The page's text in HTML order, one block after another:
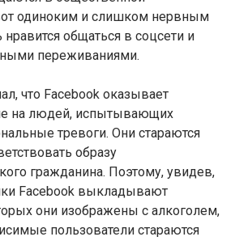
одиноким и слишком нервным
общаться в соцсети и
переживаниями.
что Facebook оказывает
на людей, испытывающих
тревоги. Они стараются
образу
гражданина. Поэтому, увидев,
Facebook выкладывают
они изображены с алкоголем,
пользователи стараются